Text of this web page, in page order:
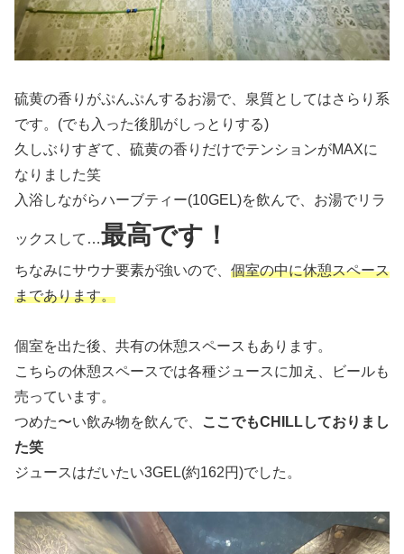
硫黄の香りがぷんぷんするお湯で、泉質としてはさらり系
です。(でも入った後肌がしっとりする)
久しぶりすぎて、硫黄の香りだけでテンションがMAXに
なりました笑
入浴しながらハーブティー(10GEL)を飲んで、お湯でリラ
ックスして…最高です！
ちなみにサウナ要素が強いので、 個室の中に休憩スペース
まであります。
個室を出た後、共有の休憩スペースもあります。
こちらの休憩スペースでは各種ジュースに加え、ビールも
売っています。
つめた〜い飲み物を飲んで、
ここでもCHILLしておりまし
た笑
ジュースはだいたい3GEL(約162円)でした。